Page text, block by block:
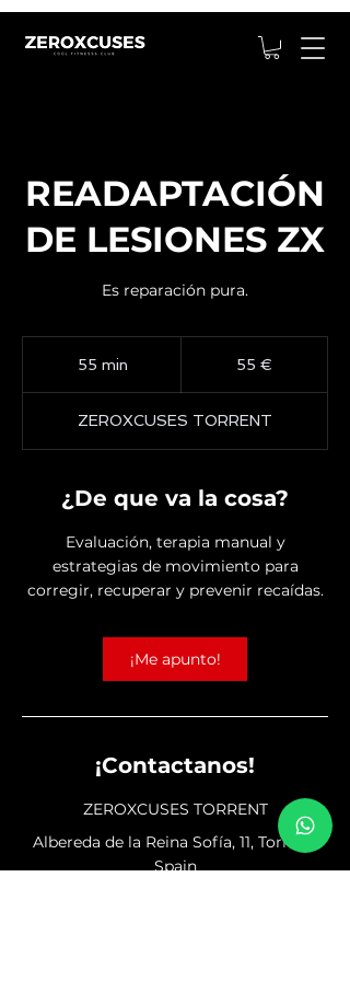
READAPTACIÓN
DE LESIONES ZX
Es reparación pura.
55 min
m
i
55 €
ZEROXCUSES TORRENT
¿De que va la cosa?
Evaluación, terapia manual y
estrategias de movimiento para
corregir, recuperar y prevenir recaídas.
¡Me apunto!
¡Contactanos!
ZEROXCUSES TORRENT
Albereda de la Reina Sofía, 11, Torrent,
Spain